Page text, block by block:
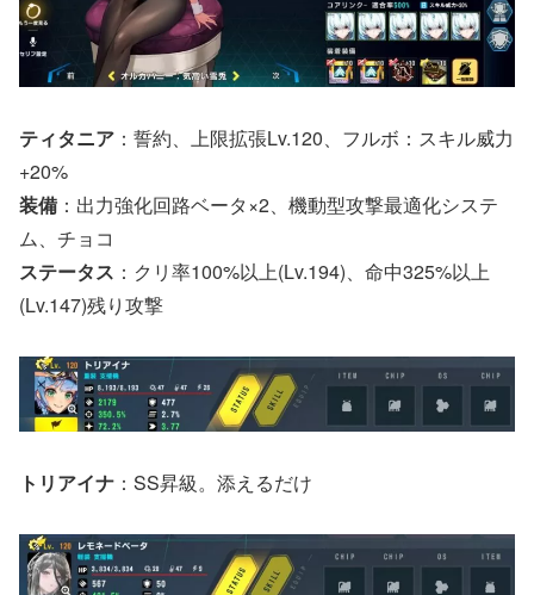
ティタニア ：誓約、上限拡張Lv.120、フルボ：スキル威力
+20%
装備 ：出力強化回路ベータ×2、機動型攻撃最適化システ
ム、チョコ
ステータス ：クリ率100%以上(Lv.194)、命中325%以上
(Lv.147)残り攻撃
トリアイナ ：SS昇級。添えるだけ